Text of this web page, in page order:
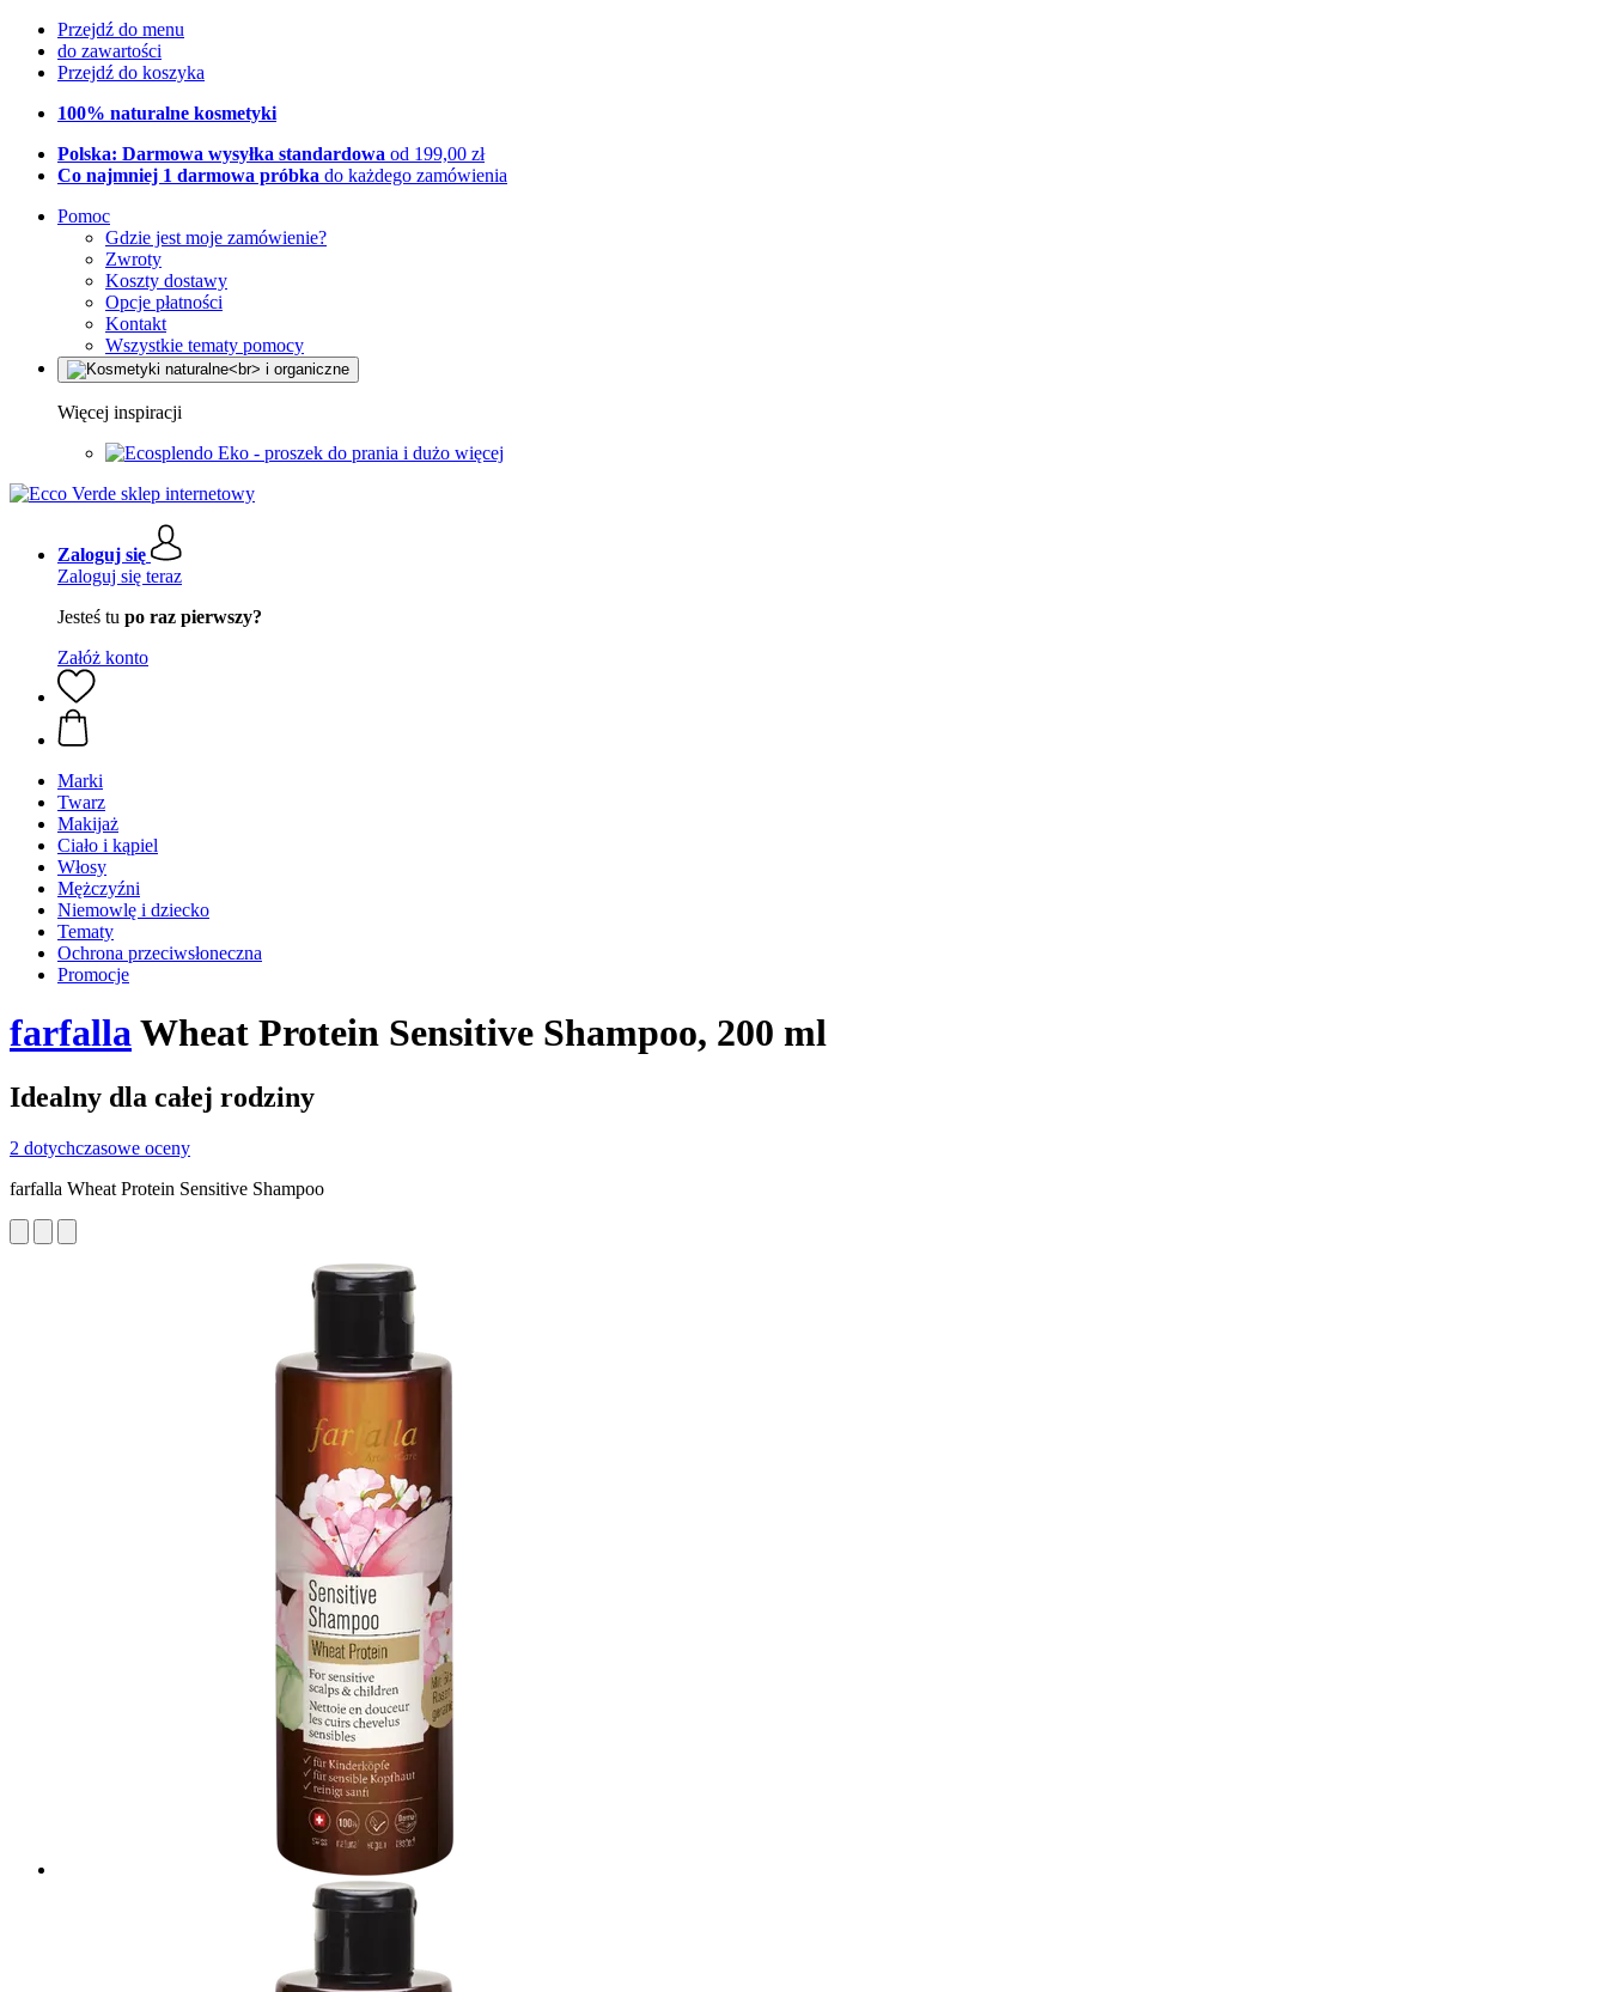
Przejdź do menu
do zawartości
Przejdź do koszyka
100% naturalne kosmetyki
Polska: Darmowa wysyłka standardowa od 199,00 zł
Co najmniej 1 darmowa próbka do każdego zamówienia
Pomoc
Gdzie jest moje zamówienie?
Zwroty
Koszty dostawy
Opcje płatności
Kontakt
Wszystkie tematy pomocy
Więcej inspiracji
Eko - proszek do prania i dużo więcej
Zaloguj się
Zaloguj się teraz
Jesteś tu po raz pierwszy?
Załóż konto
Marki
Twarz
Makijaż
Ciało i kąpiel
Włosy
Mężczyźni
Niemowlę i dziecko
Tematy
Ochrona przeciwsłoneczna
Promocje
farfallaWheat Protein Sensitive Shampoo, 200 ml
Idealny dla całej rodziny
2 dotychczasowe oceny
farfalla Wheat Protein Sensitive Shampoo